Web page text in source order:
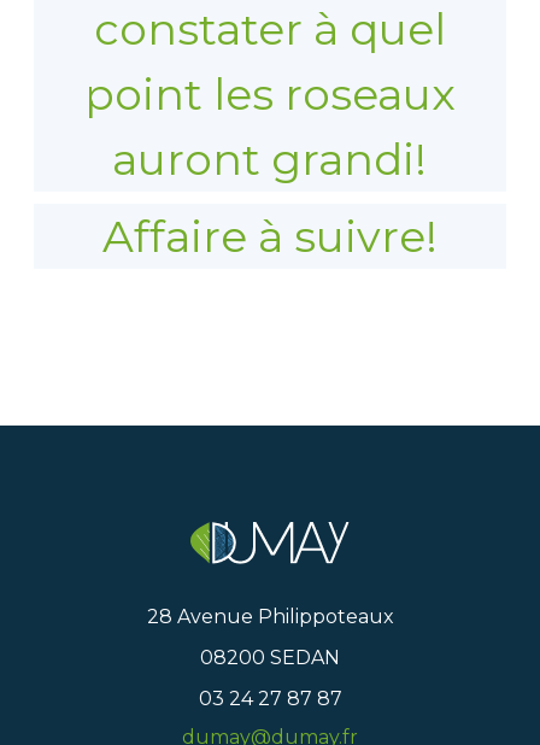
constater à quel
point les roseaux
auront grandi!
Affaire à suivre!
28 Avenue Philippoteaux
08200 SEDAN
03 24 27 87 87
dumay@dumay.fr